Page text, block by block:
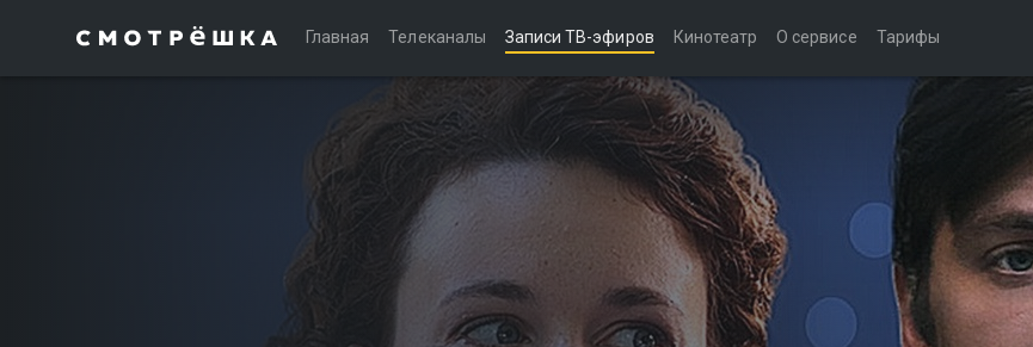
Главная Телеканалы Записи ТВ-эфиров Кинотеатр О сервисе Тарифы